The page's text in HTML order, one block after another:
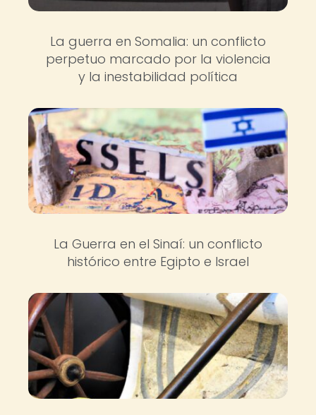
La guerra en Somalia: un conflicto
perpetuo marcado por la violencia
y la inestabilidad política
La Guerra en el Sinaí: un conflicto
histórico entre Egipto e Israel